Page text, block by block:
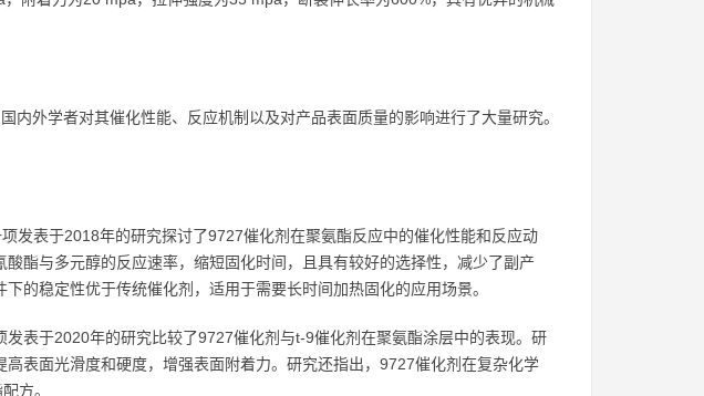
内外学者对其催化性能、反应机制以及对产品表面质量的影响进行了大量研究。
项发表于2018年的研究探讨了9727催化剂在聚氨酯反应中的催化性能和反应动
酯与多元醇的反应速率，缩短固化时间，且具有较好的选择性，减少了副产
的稳定性优于传统催化剂，适用于需要长时间加热固化的应用场景。
发表于2020年的研究比较了9727催化剂与t-9催化剂在聚氨酯涂层中的表现。研
表面光滑度和硬度，增强表面附着力。研究还指出，9727催化剂在复杂化学
方。